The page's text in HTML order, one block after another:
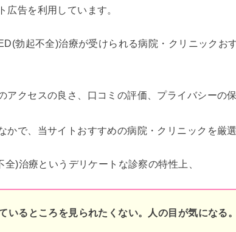
告を利用しています。
勃起不全)治療が受けられる病院・クリニックお
アクセスの良さ、口コミの評価、プライバシーの
かで、当サイトおすすめの病院・クリニックを厳選
全)治療というデリケートな診察の特性上、
いるところを見られたくない。人の目が気になる。